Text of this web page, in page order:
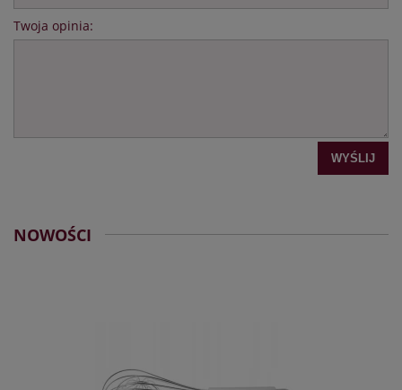
Twoja opinia:
WYŚLIJ
NOWOŚCI